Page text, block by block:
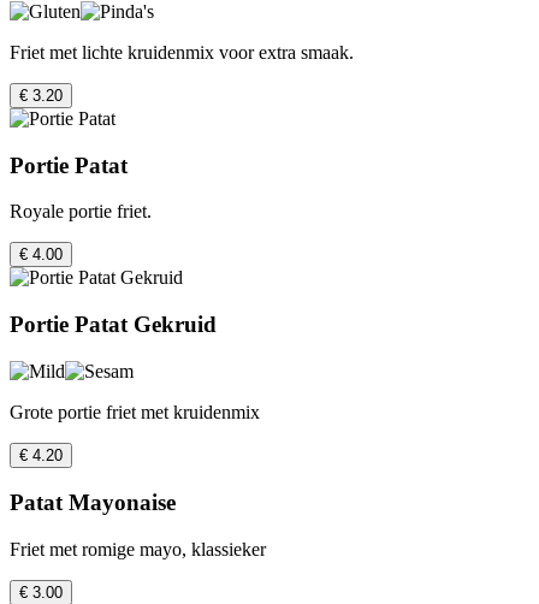
Friet met lichte kruidenmix voor extra smaak.
€ 3.20
Portie Patat
Royale portie friet.
€ 4.00
Portie Patat Gekruid
Grote portie friet met kruidenmix
€ 4.20
Patat Mayonaise
Friet met romige mayo, klassieker
€ 3.00